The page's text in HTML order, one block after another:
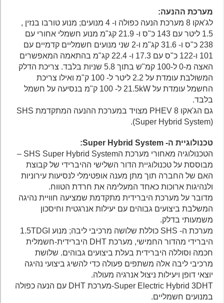
מערכת ההנעה:
לג'אקו 8 מערכת הנעה כפולה ו- 4 מנועים; מנוע טורבו בנזין ,
1.5 ליטר עם 143 כ"ס ו- 21.9 קג"מ מנוע חשמלי אחורי עם
238 כ"ס ו- 31.6 קג"מ ו-2 שני מנועים חשמליים קדמיים עם
101 ו-122 כ"ס עם 17.3 ו- 22.4 קג"מ בהתאמה המאפשרים
האצה מ-0 ל-100 קמ"ש בתוך 5.8 שניות בלבד. צריכת הדלק
המשולבת עומדת על 2.2 ליטר ל- 100 ק"מ ואילו צריכת
החשמל עומדת על 21.5kW ל- 100 ק"מ בנסיעה על חשמל
בלבד.
גם הג'אקו 8 PHEV מצויד במערכת ההנעה המתקדמת SHS
(Super Hybrid System).
טכנולוגיית ה- Super Hybrid System:
הטכנולוגיה מאחורי מערכת הSHS Super Hybrid System –
מבוססת על טכנולוגיית הדור השלישי ההיברידי של קבוצת
האם של החברה תוך מתן מענה אופטימלי לנסיעות עירוניות
ולנהיגות ארוכות כאחד המעלימה את חרדת הטווח.
מדובר על מערכת היברידית מתקדמת שמציעה חוויית נהיגה
המשלבת ביצועים גבוהים עם יעילות אנרגטית וחיסכון
משמעותי בדלק.
מערכת ה- SHS כוללת שלושה מרכיבי ליבה; מנוע 1.5TDGI
היברידי מהדור החמישי, מערכת DHT היברידית-חשמלית
חכמה וסוללה היברידית בעלת ביצועים גבוהים. שלושת
מרכיבי ליבה אלה משתפים פעולה כדי להשיג ביצועי נהיגה
יוצאי דופן ויעילות ניצול אנרגיה מעולה.
Super Electric Hybrid 3DHT-מערכת DHT עם הנעה כפולה
במנועים חשמליים.